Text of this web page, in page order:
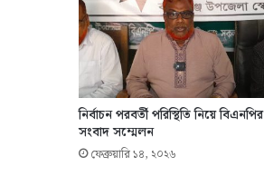
নির্বাচন পরবর্তী পরিস্থিতি নিয়ে বিএনপির
সংবাদ সম্মেলন
ফেব্রুয়ারি ১৪, ২০২৬